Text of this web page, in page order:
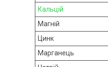
Кальцій
Магній
Цинк
Марганець